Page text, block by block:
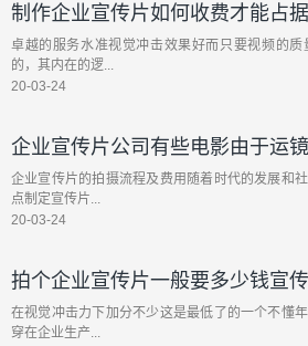
制作企业宣传片如何收费才能占据
卓越的服务水准视觉冲击效果好而只要视频的
的，其内在的逻...
20-03-24
企业宣传片公司有些电影由于运镜
企业宣传片的拍摄流程及费用随着时代的发展和
点制定宣传片...
20-03-24
拍个企业宣传片一般要多少钱宣传
在视觉冲击力下加分不少这是最低了的一个不懂
穿在企业生产...